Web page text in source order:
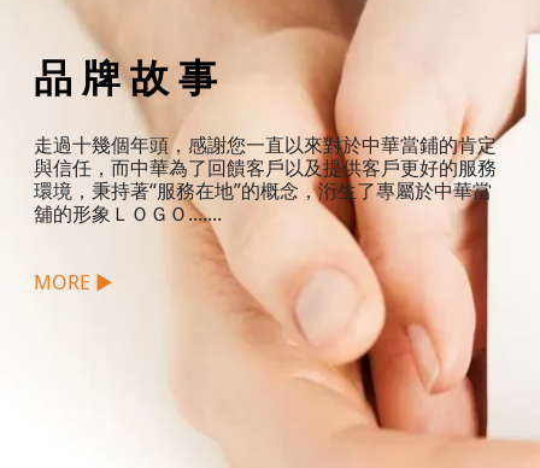
品 牌 故 事
走過十幾個年頭，感謝您一直以來對於中華當鋪的肯定
與信任，而中華為了回饋客戶以及提供客戶更好的服務
環境，秉持著“服務在地”的概念，洐生了專屬於中華當
舖的形象ＬＯＧＯ.......
MORE ▶